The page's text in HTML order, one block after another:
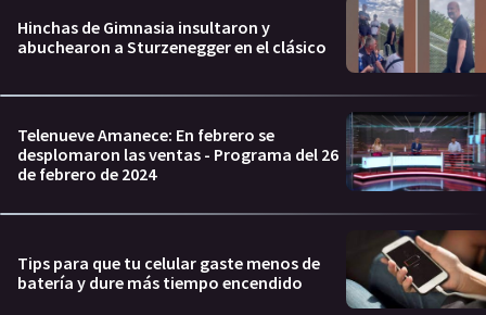
Hinchas de Gimnasia insultaron y
abuchearon a Sturzenegger en el clásico
Telenueve Amanece: En febrero se
desplomaron las ventas - Programa del 26
de febrero de 2024
Tips para que tu celular gaste menos de
batería y dure más tiempo encendido